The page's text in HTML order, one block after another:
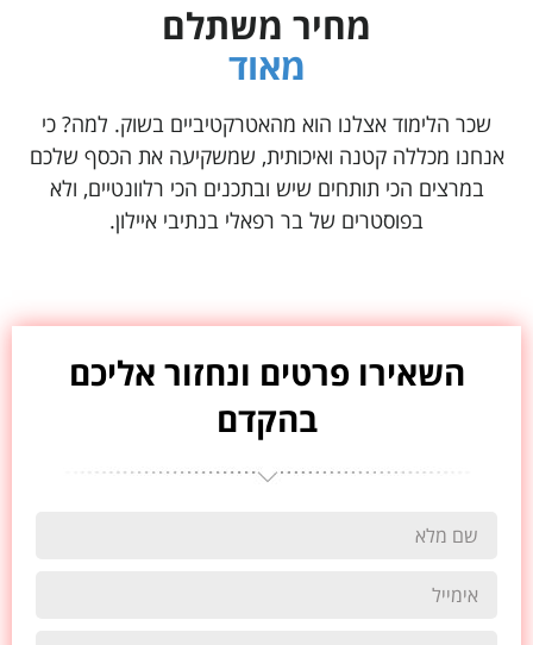
מחיר משתלם
מאוד
שכר הלימוד אצלנו הוא מהאטרקטיביים בשוק. למה? כי
אנחנו מכללה קטנה ואיכותית, שמשקיעה את הכסף שלכם
במרצים הכי תותחים שיש ובתכנים הכי רלוונטיים, ולא
בפוסטרים של בר רפאלי בנתיבי איילון.
השאירו פרטים ונחזור אליכם
בהקדם